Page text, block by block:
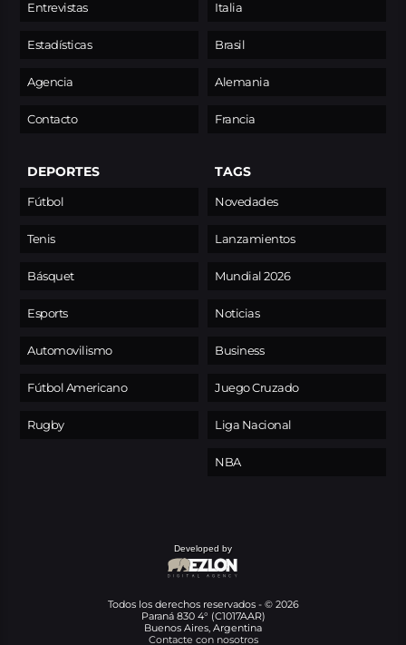
Entrevistas
Estadísticas
Agencia
Contacto
Italia
Brasil
Alemania
Francia
DEPORTES
Fútbol
Tenis
Básquet
Esports
Automovilismo
Fútbol Americano
Rugby
TAGS
Novedades
Lanzamientos
Mundial 2026
Noticias
Business
Juego Cruzado
Liga Nacional
NBA
Developed by
Todos los derechos reservados - © 2026
Paraná 830 4° (C1017AAR)
Buenos Aires, Argentina
Contacte con nosotros